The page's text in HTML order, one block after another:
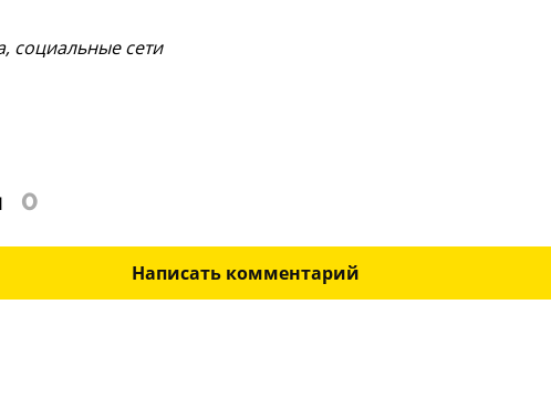
социальные сети
0
Написать комментарий